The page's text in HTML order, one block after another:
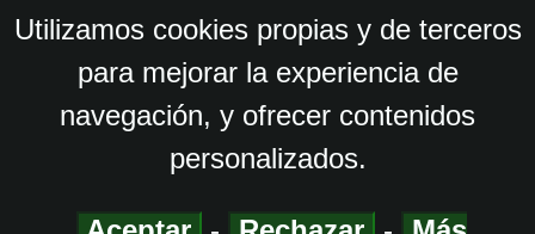
Utilizamos cookies propias y de terceros
para mejorar la experiencia de
navegación, y ofrecer contenidos
personalizados.